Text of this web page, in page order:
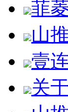
菲
山
壹
关